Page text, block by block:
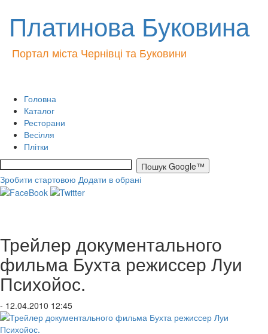
Платинова Буковина
Портал міста Чернівці та Буковини
Головна
Каталог
Ресторани
Весілля
Плітки
Зробити стартовою Додати в обрані
Трейлер документального
фильма Бухта режиссер Луи
Психойос.
- 12.04.2010 12:45